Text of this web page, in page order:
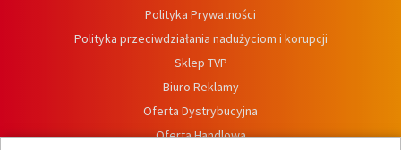
Polityka Prywatności
Polityka przeciwdziałania nadużyciom i korupcji
Sklep TVP
Biuro Reklamy
Oferta Dystrybucyjna
Oferta Handlowa